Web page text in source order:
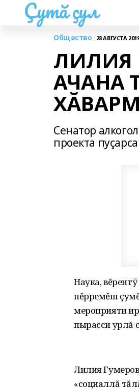
Çутă çул
Общество 28 АВГУСТА
ЛИЛИЯ
АЧАНА
Сенатор
проекта
Наука,
пĕрремĕш
мероприяти
пырасси урлă
Лилия
«социаллă